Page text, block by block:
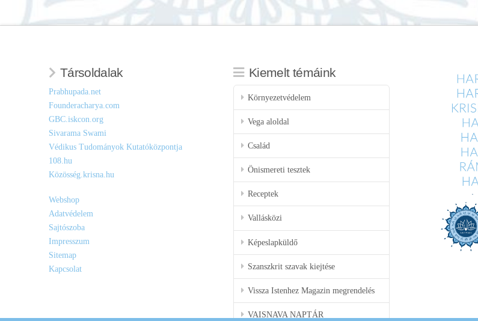
Társoldalak
Prabhupada.net
Founderacharya.com
GBC.iskcon.org
Sivarama Swami
Védikus Tudományok Kutatóközpontja
108.hu
Közösség.krisna.hu
Webshop
Adatvédelem
Sajtószoba
Impresszum
Sitemap
Kapcsolat
Kiemelt témáink
Környezetvédelem
Vega aloldal
Család
Önismereti tesztek
Receptek
Vallásközi
Képeslapküldő
Szanszkrit szavak kiejtése
Vissza Istenhez Magazin megrendelés
VAISNAVA NAPTÁR